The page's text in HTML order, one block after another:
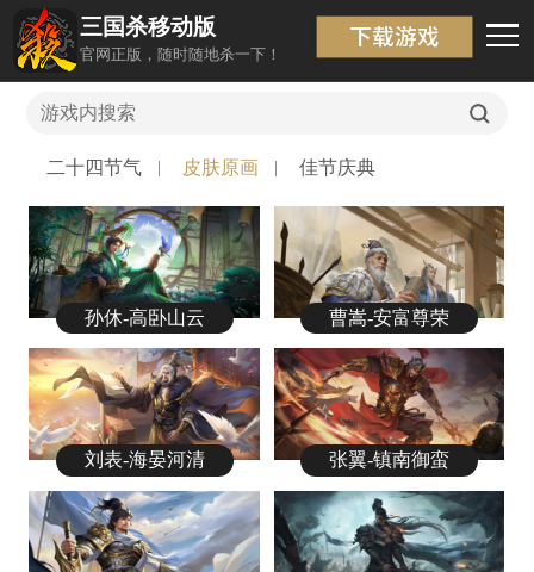
三国杀移动版
官网正版，随时随地杀一下！
返回
二十四节气 皮肤原画 佳节庆典
孙休-高卧山云 曹嵩-安富尊荣
刘表-海晏河清 张翼-镇南御蛮